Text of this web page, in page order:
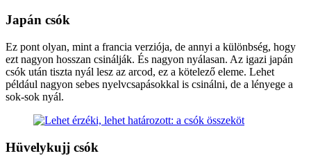
Japán csók
Ez pont olyan, mint a francia verziója, de annyi a különbség, hogy
ezt nagyon hosszan csinálják. És nagyon nyálasan. Az igazi japán
csók után tiszta nyál lesz az arcod, ez a kötelező eleme. Lehet
például nagyon sebes nyelvcsapásokkal is csinálni, de a lényege a
sok-sok nyál.
Hüvelykujj csók